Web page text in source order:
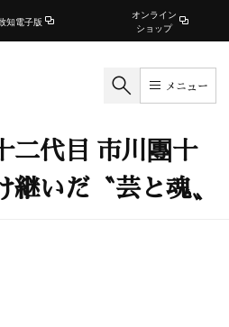
知電子版
オンライン
ショップ
メニュー
二代目 市川團十
いだ〝芸と魂〟